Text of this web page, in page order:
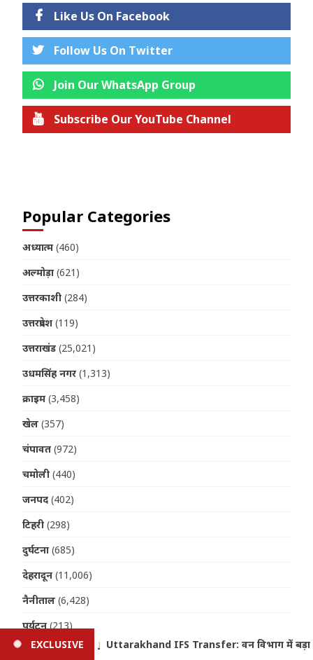
Like Us On Facebook
Follow Us On Twitter
Join Our WhatsApp Group
Subscribe Our YouTube Channel
Popular Categories
अध्यात्म (460)
अल्मोड़ा (621)
उत्तरकाशी (284)
उत्तरप्रदेश (119)
उत्तराखंड (25,021)
उधमसिंह नगर (1,313)
क्राइम (3,458)
खेल (357)
चंपावत (972)
चमोली (440)
जनपद (402)
टिहरी (298)
दुर्घटना (685)
देहरादून (11,006)
नैनीताल (6,428)
पर्यटन(213)
पिथौरागढ़(480)
EXCLUSIVE
में बड़ा प्रशासनिक फेरबदल, 19 अधिकारियों के तबादले